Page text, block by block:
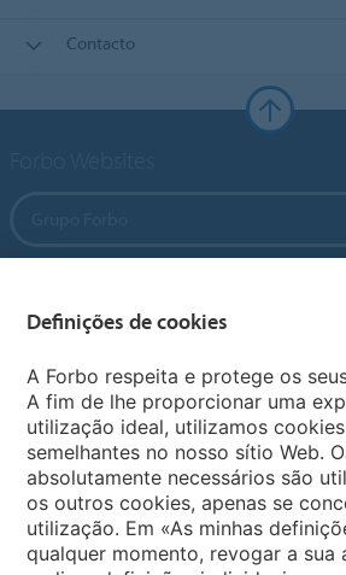
Contacto
Sites Forbo
Selecione o país
Definições de cookies
A Forbo respeita e protege os
A fim de lhe proporcionar uma
utilização ideal, utilizamos
semelhantes no nosso sítio Web.
absolutamente necessários são
os outros cookies, apenas se
utilização. Em «As minhas
qualquer momento, revogar a sua